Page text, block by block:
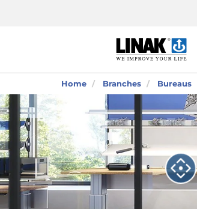
Home Branches Bureaus